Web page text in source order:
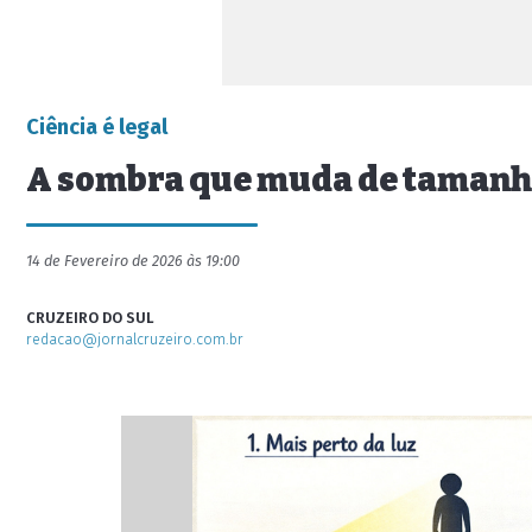
Ciência é legal
A sombra que muda de
14 de Fevereiro de 2026 às 19:00
CRUZEIRO DO SUL
redacao@jornalcruzeiro.com.br